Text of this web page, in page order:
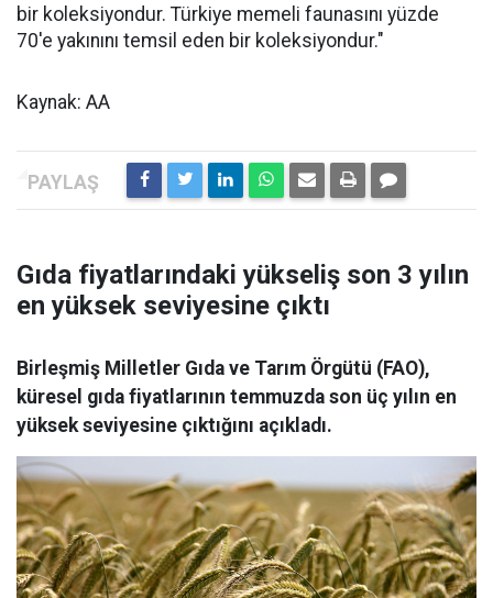
bir koleksiyondur. Türkiye memeli faunasını yüzde
70'e yakınını temsil eden bir koleksiyondur."
Kaynak: AA
Gıda fiyatlarındaki yükseliş son 3 yılın
en yüksek seviyesine çıktı
Birleşmiş Milletler Gıda ve Tarım Örgütü (FAO),
küresel gıda fiyatlarının temmuzda son üç yılın en
yüksek seviyesine çıktığını açıkladı.